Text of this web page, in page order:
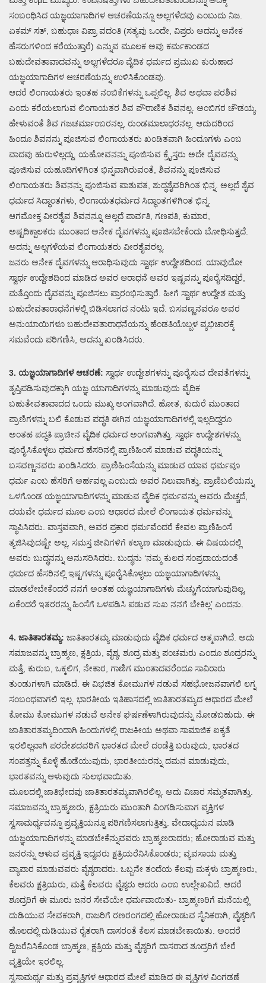
ಸಂಬಂಧಿಸಿದ ಯಜ್ಞಯಾಗಾದಿಗಳ ಆಚರಣೆಯನ್ನೂ ಅಲ್ಲಗಳೆದವು ಎಂಬುದು ನಿಜ.
ಏಕಮ್ ಸತ್, ಬಹುಧಾಃ ವಿಪ್ರಾ ವದಂತಿ (ಸತ್ಯವು ಒಂದೇ, ವಿಪ್ರರು ಅದನ್ನು ಅನೇಕ
ಹೆಸರುಗಳಿಂದ ಕರೆಯುತ್ತಾರೆ) ಎನ್ನುವ ಮೂಲಕ ಅವು ಕರ್ಮಕಾಂಡದ
ಬಹುದೇವತಾವಾದವನ್ನು ಅಲ್ಲಗಳೆದರೂ ವೈದಿಕ ಧರ್ಮದ ಪ್ರಮುಖ ಕುರುಹಾದ
ಯಜ್ಞಯಾಗಾದಿಗಳ ಆಚರಣೆಯನ್ನು ಉಳಿಸಿಕೊಂಡವು.
ಆದರೆ ಲಿಂಗಾಯತರು ಇಂತಹ ನಂಬಿಕೆಗಳನ್ನು ಒಪ್ಪಲಿಲ್ಲ. ಶಿವ ಅಥವಾ ಪರಶಿವ
ಎಂದು ಕರೆಯಲಾಗುವ ಲಿಂಗಾಯತರ ಶಿವ ಪೌರಾಣಿಕ ಶಿವನಲ್ಲ. ಅಂಬಿಗರ ಚೌಡಯ್ಯ
ಹೇಳುವಂತೆ ಶಿವ ಗಜಚರ್ಮಾಂಬರನಲ್ಲ, ರುಂಡಮಾಲಾಧರನಲ್ಲ. ಆದುದರಿಂದ
ಹಿಂದೂ ಶಿವನನ್ನು ಪೂಜಿಸುವ ಲಿಂಗಾಯತರು ಖಂಡಿತವಾಗಿ ಹಿಂದೂಗಳು ಎಂಬ
ವಾದವು ಹುರುಳಿಲ್ಲದ್ದು. ಯಹೋವನನ್ನು ಪೂಜಿಸುವ ಕ್ರೈಸ್ತರು ಅದೇ ದೈವವನ್ನು
ಪೂಜಿಸುವ ಯಹೂದಿಗಳಿಗಿಂತ ಭಿನ್ನವಾಗಿರುವಂತೆ, ಶಿವನನ್ನು ಪೂಜಿಸುವ
ಲಿಂಗಾಯತರು ಶಿವನನ್ನು ಪೂಜಿಸುವ ಪಾಶುಪತ, ಶುದ್ಧಶೈವರಿಗಿಂತ ಭಿನ್ನ. ಅಲ್ಲದೆ ಶೈವ
ಧರ್ಮದ ಸಿದ್ಧಾಂತಗಳು, ಲಿಂಗಾಯತಧರ್ಮದ ಸಿದ್ಧಾಂತಗಳಿಗಿಂತ ಭಿನ್ನ.
ಆಗಮೋಕ್ತ ವೀರಶೈವ ಶಿವನನ್ನೂ ಅಲ್ಲದೆ ಪಾರ್ವತಿ, ಗಣಪತಿ, ಕುಮಾರ,
ಅಷ್ಟದಿಕ್ಪಾಲಕರು ಮುಂತಾದ ಅನೇಕ ದೈವಗಳನ್ನು ಪೂಜಿಸಬೇಕೆಂದು ಬೋಧಿಸುತ್ತದೆ.
ಅದನ್ನು ಅಲ್ಲಗಳೆಯವ ಲಿಂಗಾಯತರು ವೀರಶೈವರಲ್ಲ.
ಜನರು ಅನೇಕ ದೈವಗಳನ್ನು ಆರಾಧಿಸುವುದು ಸ್ವಾರ್ಥ ಉದ್ದೇಶದಿಂದ. ಯಾವುದೋ
ಸ್ವಾರ್ಥ ಉದ್ದೇಶದಿಂದ ಮಾಡಿದ ಅವರ ಆರಾಧನೆ ಅವರ ಇಷ್ಟವನ್ನು ಪೂರೈಸದಿದ್ದರೆ,
ಮತ್ತೊಂದು ದೈವವನ್ನು ಪೂಜಿಸಲು ಪ್ರಾರಂಭಿಸುತ್ತಾರೆ. ಹೀಗೆ ಸ್ವಾರ್ಥ ಉದ್ದೇಶ ಮತ್ತು
ಬಹುದೇವತಾರಾಧನೆಗಳಲ್ಲಿ ಬಿಡಿಸಲಾಗದ ನಂಟು ಇದೆ. ಬಸವಣ್ಣನವರೂ ಅವರ
ಅನುಯಾಯಿಗಳೂ ಬಹುದೇವತಾರಾಧನೆಯನ್ನು ಹೆಂಡತಿಯೊಬ್ಬಳ ವ್ಯಭಿಚಾರಕ್ಕೆ
ಸಮವೆಂದು ಪರಿಗಣಿಸಿ, ಅದನ್ನು ಖಂಡಿಸಿದರು.
3. ಯಜ್ಞಯಾಗಾದಿಗಳ ಆಚರಣೆ: ಸ್ವಾರ್ಥ ಉದ್ದೇಶಗಳನ್ನು ಪೂರೈಸುವ ದೇವತೆಗಳನ್ನು
ತೃಪ್ತಿಪಡಿಸುವುದಕ್ಕಾಗಿ ಯಜ್ಞ ಯಾಗಾದಿಗಳನ್ನು ಮಾಡುವುದು ವೈದಿಕ
ಬಹುತೇವತಾವಾದದ ಒಂದು ಮುಖ್ಯ ಅಂಗವಾಗಿದೆ. ಹೋತ, ಕುದುರೆ ಮುಂತಾದ
ಪ್ರಾಣಿಗಳನ್ನು ಬಲಿ ಕೊಡುವ ಪದ್ಧತಿ ಈಗಿನ ಯಜ್ಞಯಾಗಾದಿಗಳಲ್ಲಿ ಇಲ್ಲದಿದ್ದರೂ
ಅಂತಹ ಪದ್ಧತಿ ಪ್ರಾಚೀನ ವೈದಿಕ ಧರ್ಮದ ಅಂಗವಾಗಿತ್ತು. ಸ್ವಾರ್ಥ ಉದ್ದೇಶಗಳನ್ನು
ಪೂರೈಸಿಕೊಳ್ಳಲು ಧರ್ಮದ ಹೆಸರಿನಲ್ಲಿ ಪ್ರಾಣಿಹಿಂಸೆ ಮಾಡುವ ಪದ್ಧತಿಯನ್ನು
ಬಸವಣ್ಣನವರು ಖಂಡಿಸಿದರು. ಪ್ರಾಣಿಹಿಂಸೆಯನ್ನು ಮಾಡುವ ಯಾವ ಧರ್ಮವೂ
ಧರ್ಮ ಎಂಬ ಹೆಸರಿಗೆ ಅರ್ಹವಲ್ಲ ಎಂಬುದು ಅವರ ನಿಲುವಾಗಿತ್ತು. ಪ್ರಾಣಿಬಲಿಯನ್ನು
ಒಳಗೊಂಡ ಯಜ್ಞಯಾಗಾದಿಗಳನ್ನು ಮಾಡುವ ವೈದಿಕ ಧರ್ಮವನ್ನು ಅವರು ಮೆಚ್ಚದೆ,
ದಯವೇ ಧರ್ಮದ ಮೂಲ ಎಂಬ ಆಧಾರದ ಮೇಲೆ ಲಿಂಗಾಯತ ಧರ್ಮವನ್ನು
ಸ್ಥಾಪಿಸಿದರು. ವಾಸ್ತವವಾಗಿ, ಅವರ ಪ್ರಕಾರ ಧರ್ಮವೆಂದರೆ ಕೇವಲ ಪ್ರಾಣಿಹಿಂಸೆ
ತ್ಯಜಿಸಿವುದಷ್ಟೇ ಅಲ್ಲ, ಸಮಸ್ತ ಜೀವಿಗಳಿಗೆ ಕಲ್ಯಾಣ ಮಾಡುವುದು. ಈ ವಿಷಯದಲ್ಲಿ
ಅವರು ಬುದ್ಧನನ್ನು ಅನುಸರಿಸಿದರು. ಬುದ್ಧನು ‘ನಮ್ಮ ಕುಲದ ಸಂಪ್ರದಾಯದಂತೆ
ಧರ್ಮದ ಹೆಸರಿನಲ್ಲಿ ಇಷ್ಟಗಳನ್ನು ಪೂರೈಸಿಕೊಳ್ಳಲು ಯಜ್ಞಯಾಗಾದಿಗಳನ್ನು
ಮಾಡಲೇಬೇಕೆಂದರೆ ನನಗೆ ಅಂತಹ ಯಜ್ಞಯಾಗಾದಿಗಳು ಮೆಚ್ಚುಗೆಯಾಗುವುದಿಲ್ಲ,
ಏಕೆಂದರೆ ಇತರರನ್ನು ಹಿಂಸೆಗೆ ಒಳಪಡಿಸಿ ಪಡುವ ಸುಖ ನನಗೆ ಬೇಕಿಲ್ಲ’ ಎಂದನು.
4. ಜಾತಿತಾರತಮ್ಯ: ಜಾತಿತಾರತಮ್ಯ ಮಾಡುವುದು ವೈದಿಕ ಧರ್ಮದ ಆತ್ಮವಾಗಿದೆ. ಅದು
ಸಮಾಜವನ್ನು ಬ್ರಾಹ್ಮಣ, ಕ್ಷತ್ರಿಯ, ವೈಶ್ಯ, ಶೂದ್ರ ಮತ್ತು ಪಂಚಮರು ಎಂದೂ ಶೂದ್ರರನ್ನು
ಮತ್ತೆ, ಕುರುಬ, ಒಕ್ಕಲಿಗ, ನೇಕಾರ, ಗಾಣಿಗ ಮುಂತಾದವರೆಂದೂ ಸಾವಿರಾರು
ತುಂಡುಗಳಾಗಿ ಮಾಡಿದೆ. ಈ ವಿಭಜಿತ ಕೋಮುಗಳ ನಡುವೆ ಸಹಭೋಜನವಾಗಲಿ ಲಗ್ನ
ಸಂಬಂಧವಾಗಲಿ ಇಲ್ಲ. ಭಾರತೀಯ ಇತಿಹಾಸದಲ್ಲಿ ಜಾತಿತಾರತಮ್ಯದ ಆಧಾರದ ಮೇಲೆ
ಕೋಮು ಕೋಮುಗಳ ನಡುವೆ ಅನೇಕ ಘರ್ಷಣೆಳಾಗಿರುವುದನ್ನು ನೋಡಬಹುದು. ಈ
ಜಾತಿತಾರತಮ್ಯದಿಂದಾಗಿ ಹಿಂದುಗಳಲ್ಲಿ ರಾಜಕೀಯ ಅಥವಾ ಸಾಮಾಜಿಕ ಐಕ್ಯತೆ
ಇರಲಿಲ್ಲವಾಗಿ ಪರದೇಶದವರಿಗೆ ಭಾರತದ ಮೇಲೆ ದಂಡೆತ್ತಿ ಬರುವುದು, ಭಾರತದ
ಸಂಪತ್ತನ್ನು ಕೊಳ್ಳೆ ಹೊಡೆಯುವುದು, ಭಾರತೀಯರನ್ನು ದಮನ ಮಾಡುವುದು,
ಭಾರತವನ್ನು ಆಳುವುದು ಸುಲಭವಾಯಿತು.
ಮೂಲದಲ್ಲಿ ಜಾತಿಭೇದವು ಜಾತಿತಾರತಮ್ಯವಾಗಿರಲಿಲ್ಲ. ಅದು ವಿಚಾರ ಸಮ್ಮತವಾಗಿತ್ತು.
ಸಮಾಜವನ್ನು ಬ್ರಾಹ್ಮಣರು, ಕ್ಷತ್ರಿಯರು ಮುಂತಾಗಿ ವಿಂಗಡಿಸುವಾಗ ವ್ಯಕ್ತಿಗಳ
ಸ್ವಸಾಮರ್ಥ್ಯವನ್ನೂ ಪ್ರವೃತ್ತಿಯನ್ನೂ ಪರಿಗಣಿಸಲಾಗುತ್ತಿತ್ತು. ವೇದಾಧ್ಯಯನ ಮಾಡಿ
ಯಜ್ಞಯಾಗಾದಿಗಳನ್ನು ಮಾಡಬೇಕೆನ್ನುವವರು ಬ್ರಾಹ್ಮಣರಾದರು; ಹೋರಾಡುವ ಮತ್ತು
ಜನರನ್ನು ಆಳುವ ಪ್ರವೃತ್ತಿ ಇದ್ದವರು ಕ್ಷತ್ರಿಯರೆನಿಸಿಕೊಂಡರು; ವ್ಯವಸಾಯ ಮತ್ತು
ವ್ಯಾಪಾರ ಮಾಡುವವರು ವೈಶ್ಯರಾದರು. ಒಬ್ಬನೇ ತಂದೆಯ ಕೆಲವು ಮಕ್ಕಳು ಬ್ರಾಹ್ಮಣರು,
ಕೆಲವರು ಕ್ಷತ್ರಿಯರು, ಮತ್ತೆ ಕೆಲವರು ವೈಶ್ಯರು ಆದರು ಎಂಬ ಉಲ್ಲೇಖವಿದೆ. ಆದರೆ
ಶೂದ್ರರಿಗೆ ಈ ಮೂರು ಜನರ ಸೇವೆಯೇ ಧರ್ಮವಾಯಿತು- ಬ್ರಾಹ್ಮಣರಿಗೆ ಮನೆಯಲ್ಲಿ
ದುಡಿಯುವ ಸೇವಕರಾಗಿ, ರಾಜರಿಗೆ ರಣರಂಗದಲ್ಲಿ ಹೋರಾಡುವ ಸೈನಿಕರಾಗಿ, ವೈಶ್ಯರಿಗೆ
ಹೊಲದಲ್ಲಿ ದುಡಿಯುವ ರೈತರಾಗಿ ದಾಸರಂತೆ ಕೆಲಸ ಮಾಡಬೇಕಾಯಿತು. ಅಂದರೆ
ದ್ವಿಜರೆನಿಸಿಕೊಂಡ ಬ್ರಾಹ್ಮಣ, ಕ್ಷತ್ರಿಯ ಮತ್ತು ವೈಶ್ಯರಿಗೆ ದಾಸರಾದ ಶೂದ್ರರಿಗೆ ಬೇರೆ
ವೃತ್ತಿಯೇ ಇರಲಿಲ್ಲ.
ಸ್ವಸಾಮರ್ಥ್ಯ ಮತ್ತು ಪ್ರವೃತ್ತಿಗಳ ಆಧಾರದ ಮೇಲೆ ಮಾಡಿದ ಈ ವೃತ್ತಿಗಳ ವಿಂಗಡಣೆ